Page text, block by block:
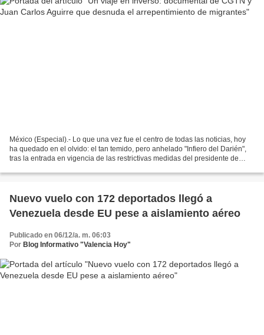
México (Especial).- Lo que una vez fue el centro de todas las noticias, hoy
ha quedado en el olvido: el tan temido, pero anhelado "Infiero del Darién",
tras la entrada en vigencia de las restrictivas medidas del presidente de
Nuevo vuelo con 172 deportados llegó a
Venezuela desde EU pese a aislamiento aéreo
Publicado en 06/12/a. m. 06:03
Por Blog Informativo "Valencia Hoy"